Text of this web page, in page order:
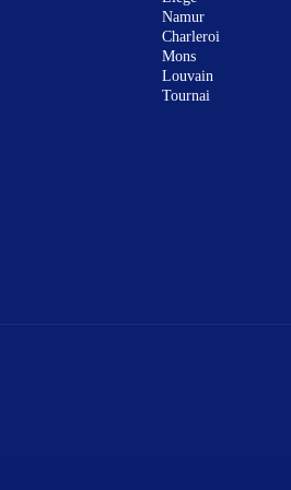
Namur
Charleroi
Mons
Louvain
Tournai